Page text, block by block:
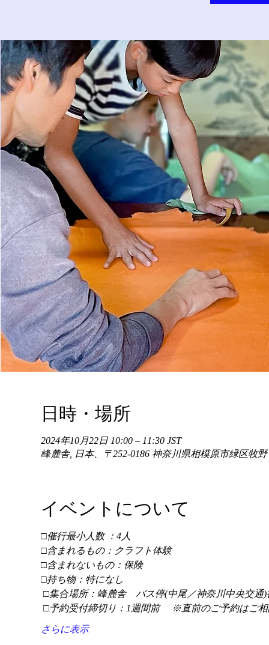
日時・場所
2024年10月22日 10:00 – 11:30 JST
峰麓舎, 日本、〒252-0186 神奈川県相模原市緑区牧
イベントについて
□催行最小人数 ：4人
□含まれるもの：クラフト体験
□含まれないもの：保険
□持ち物：特になし
□集合場所：峰麓舎　バス停(中尾／神奈川中央交通)
□予約受付締切り：1週間前 　※直前のご予約はご
さらに表示